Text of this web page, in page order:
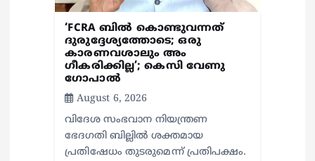
‘FCRA ബിൽ കൊണ്ടുവന്നത്
ദുരുദ്ദേശ്യത്തോടെ; ഒരു
കാരണവശാലും അം​
ഗീകരിക്കില്ല’; കെസി വേണു​
ഗോപാൽ
August 6, 2026
വിദേശ സംഭവാന നിയന്ത്രണ
ഭേദഗതി ബില്ലിൽ ശക്തമായ
പ്രതിഷേധം തുടരുമെന്ന് പ്രതിപക്ഷം.